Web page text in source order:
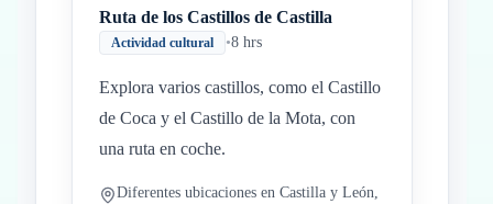
Ruta de los Castillos de Castilla
Actividad cultural •8 hrs
Explora varios castillos, como el Castillo
de Coca y el Castillo de la Mota, con
una ruta en coche.
Diferentes ubicaciones en Castilla y León,